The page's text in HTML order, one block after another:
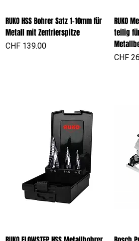
RUKO HSS Bohrer Satz 1-10mm für
Metall mit Zentrierspitze
Preis
CHF 139.00
RUKO
teilig
Preis
CHF